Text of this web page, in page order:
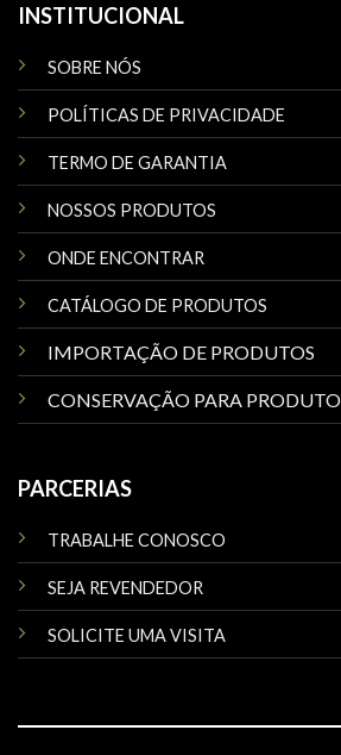
INSTITUCIONAL
SOBRE NÓS
POLÍTICAS DE PRIVACIDADE
TERMO DE GARANTIA
NOSSOS PRODUTOS
ONDE ENCONTRAR
CATÁLOGO DE PRODUTOS
IMPORTAÇÃO DE PRODUTOS
CONSERVAÇÃO PARA
PARCERIAS
TRABALHE CONOSCO
SEJA REVENDEDOR
SOLICITE UMA VISITA